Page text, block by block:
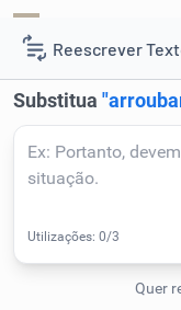
Reescrever
Resumir Texto
Corrigir Texto
Detector de IA
Humanizador de